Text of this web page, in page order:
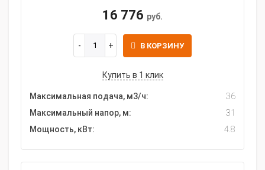
16 776 руб.
В КОРЗИНУ
Купить в 1 клик
Максимальная подача, м3/ч:
36
Максимальный напор, м:
31
Мощность, кВт:
4.8